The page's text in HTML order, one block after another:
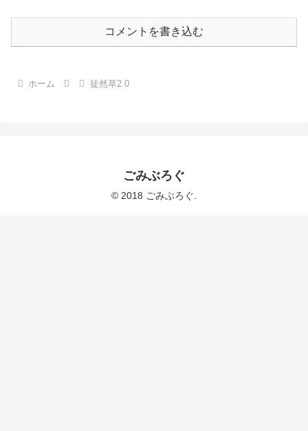
コメントを書き込む
ホーム 徒然草2.0
ごみぶろぐ
© 2018 ごみぶろぐ.